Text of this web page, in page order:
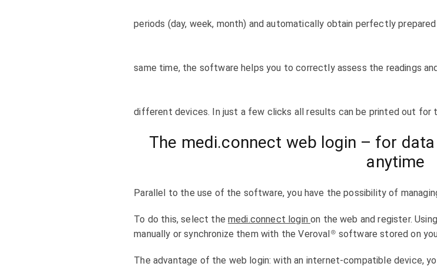
periods (day, week, month) and automatically obtain perfectly
same time, the software helps you to correctly assess the readings
different devices. In just a few clicks all results can be printed out for
The medi.connect web login – for
anytime
Parallel to the use of the software, you have the possibility of
To do this, select the medi.connect loginon the web and register.
manually or synchronize them with the Veroval® software stored on
The advantage of the web login: with an internet-compatible device,